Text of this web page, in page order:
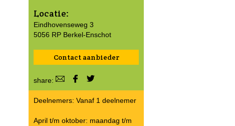
Locatie:
Eindhovenseweg 3
5056 RP Berkel-Enschot
Contact aanbieder
share:
Deelnemers: Vanaf 1 deelnemer
April t/m oktober: maandag t/m